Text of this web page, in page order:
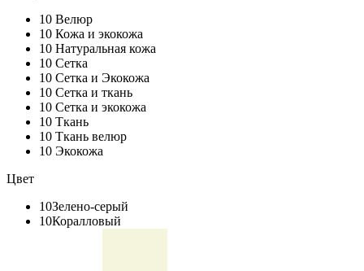
10 Велюр
10 Кожа и экокожа
10 Натуральная кожа
10 Сетка
10 Сетка и Экокожа
10 Сетка и ткань
10 Сетка и экокожа
10 Ткань
10 Ткань велюр
10 Экокожа
Цвет
10Зелено-серый
10Коралловый